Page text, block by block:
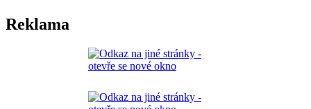
Reklama